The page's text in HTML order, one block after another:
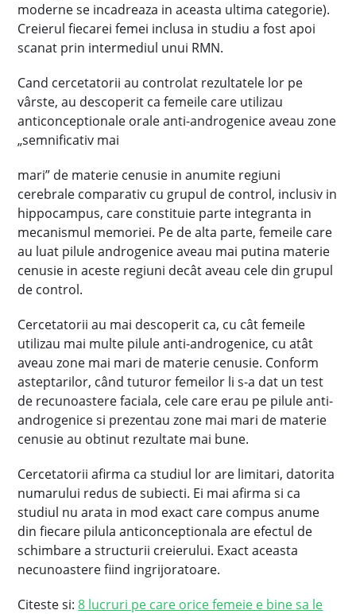
moderne se incadreaza in aceasta ultima categorie).
Creierul fiecarei femei inclusa in studiu a fost apoi
scanat prin intermediul unui RMN.
Cand cercetatorii au controlat rezultatele lor pe
vârste, au descoperit ca femeile care utilizau
anticonceptionale orale anti-androgenice aveau zone
„semnificativ mai
mari” de materie cenusie in anumite regiuni
cerebrale comparativ cu grupul de control, inclusiv in
hippocampus, care constituie parte integranta in
mecanismul memoriei. Pe de alta parte, femeile care
au luat pilule androgenice aveau mai putina materie
cenusie in aceste regiuni decât aveau cele din grupul
de control.
Cercetatorii au mai descoperit ca, cu cât femeile
utilizau mai multe pilule anti-androgenice, cu atât
aveau zone mai mari de materie cenusie. Conform
asteptarilor, când tuturor femeilor li s-a dat un test
de recunoastere faciala, cele care erau pe pilule anti-
androgenice si prezentau zone mai mari de materie
cenusie au obtinut rezultate mai bune.
Cercetatorii afirma ca studiul lor are limitari, datorita
numarului redus de subiecti. Ei mai afirma si ca
studiul nu arata in mod exact care compus anume
din fiecare pilula anticonceptionala are efectul de
schimbare a structurii creierului. Exact aceasta
necunoastere fiind ingrijoratoare.
Citeste si:8 lucruri pe care orice femeie e bine sa le